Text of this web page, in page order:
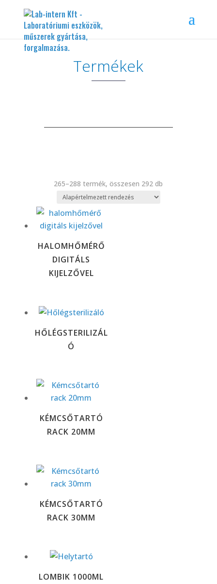
Termékek
265–288 termék, összesen 292 db
HALOMHŐMÉRŐ
DIGITÁLS
KIJELZŐVEL
HŐLÉGSTERILIZÁL
Ó
KÉMCSŐTARTÓ
RACK 20MM
KÉMCSŐTARTÓ
RACK 30MM
LOMBIK 1000ML